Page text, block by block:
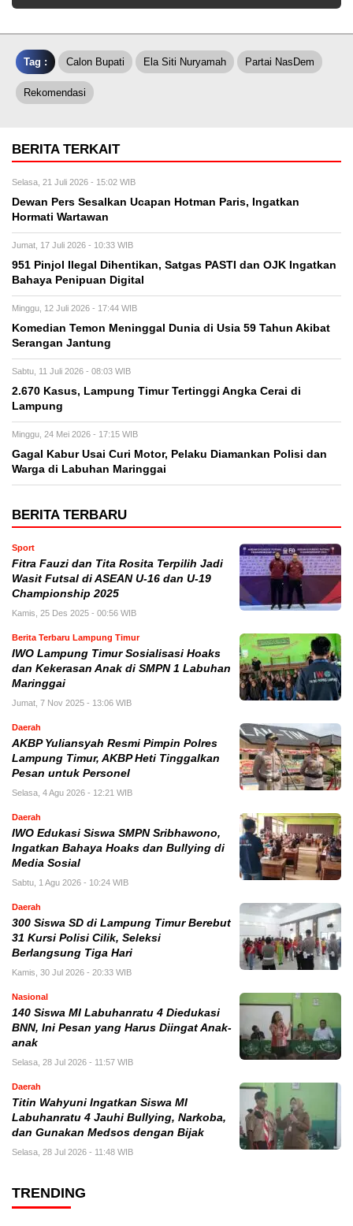
Tag : Calon Bupati Ela Siti Nuryamah Partai NasDem
Rekomendasi
BERITA TERKAIT
Selasa, 21 Juli 2026 - 15:02 WIB
Dewan Pers Sesalkan Ucapan Hotman Paris, Ingatkan
Hormati Wartawan
Jumat, 17 Juli 2026 - 10:33 WIB
951 Pinjol Ilegal Dihentikan, Satgas PASTI dan OJK Ingatkan
Bahaya Penipuan Digital
Minggu, 12 Juli 2026 - 17:44 WIB
Komedian Temon Meninggal Dunia di Usia 59 Tahun Akibat
Serangan Jantung
Sabtu, 11 Juli 2026 - 08:03 WIB
2.670 Kasus, Lampung Timur Tertinggi Angka Cerai di
Lampung
Minggu, 24 Mei 2026 - 17:15 WIB
Gagal Kabur Usai Curi Motor, Pelaku Diamankan Polisi dan
Warga di Labuhan Maringgai
BERITA TERBARU
Sport
Fitra Fauzi dan Tita Rosita Terpilih Jadi
Wasit Futsal di ASEAN U-16 dan U-19
Championship 2025
Kamis, 25 Des 2025 - 00:56 WIB
Berita Terbaru Lampung Timur
IWO Lampung Timur Sosialisasi Hoaks
dan Kekerasan Anak di SMPN 1 Labuhan
Maringgai
Jumat, 7 Nov 2025 - 13:06 WIB
Daerah
AKBP Yuliansyah Resmi Pimpin Polres
Lampung Timur, AKBP Heti Tinggalkan
Pesan untuk Personel
Selasa, 4 Agu 2026 - 12:21 WIB
Daerah
IWO Edukasi Siswa SMPN Sribhawono,
Ingatkan Bahaya Hoaks dan Bullying di
Media Sosial
Sabtu, 1 Agu 2026 - 10:24 WIB
Daerah
300 Siswa SD di Lampung Timur Berebut
31 Kursi Polisi Cilik, Seleksi
Berlangsung Tiga Hari
Kamis, 30 Jul 2026 - 20:33 WIB
Nasional
140 Siswa MI Labuhanratu 4 Diedukasi
BNN, Ini Pesan yang Harus Diingat Anak-
anak
Selasa, 28 Jul 2026 - 11:57 WIB
Daerah
Titin Wahyuni Ingatkan Siswa MI
Labuhanratu 4 Jauhi Bullying, Narkoba,
dan Gunakan Medsos dengan Bijak
Selasa, 28 Jul 2026 - 11:48 WIB
TRENDING